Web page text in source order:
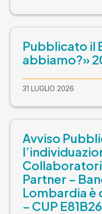
Pubblicato il
abbiamo?»
31 LUGLIO 2026
Avviso
Partner –
Lombardia è
– CUP